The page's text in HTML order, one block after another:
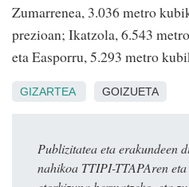
Zumarrenea, 3.036 metro
prezioan; Ikatzola, 6.543
eta Easporru, 5.293 metro
GIZARTEA GOIZUETA
Publizitatea eta erakundeen
nahikoa TTIPI-TTAPAren